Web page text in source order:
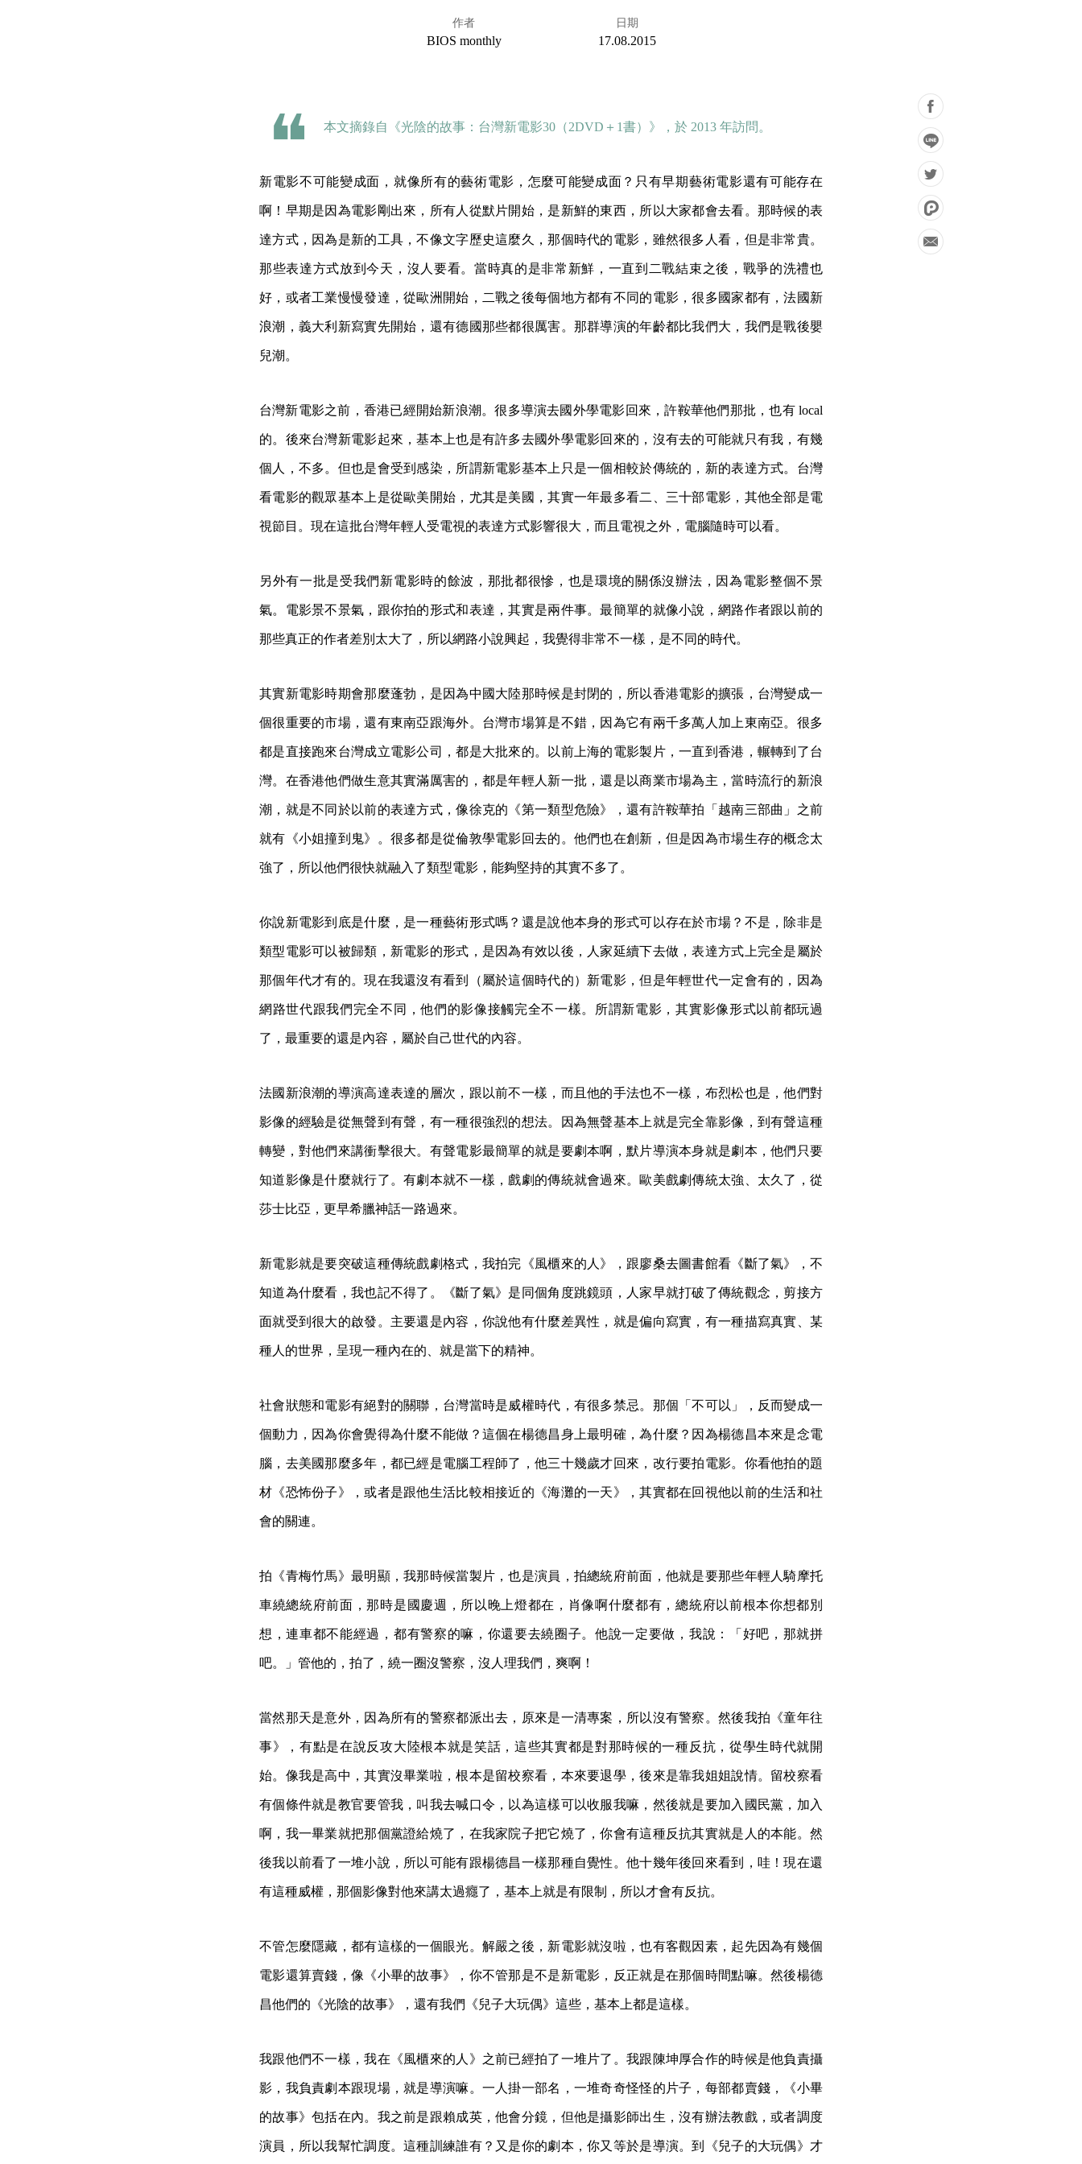
作者
BIOS monthly
日期
17.08.2015
本文摘錄自《光陰的故事：台灣新電影30（2DVD＋1書）》，於 2013 年訪問。
新電影不可能變成面，就像所有的藝術電影，怎麼可能變成面？只有早期藝術電影還有可能存在
啊！早期是因為電影剛出來，所有人從默片開始，是新鮮的東西，所以大家都會去看。那時候的表
達方式，因為是新的工具，不像文字歷史這麼久，那個時代的電影，雖然很多人看，但是非常貴。
那些表達方式放到今天，沒人要看。當時真的是非常新鮮，一直到二戰結束之後，戰爭的洗禮也
好，或者工業慢慢發達，從歐洲開始，二戰之後每個地方都有不同的電影，很多國家都有，法國新
浪潮，義大利新寫實先開始，還有德國那些都很厲害。那群導演的年齡都比我們大，我們是戰後嬰
兒潮。
台灣新電影之前，香港已經開始新浪潮。很多導演去國外學電影回來，許鞍華他們那批，也有 local
的。後來台灣新電影起來，基本上也是有許多去國外學電影回來的，沒有去的可能就只有我，有幾
個人，不多。但也是會受到感染，所謂新電影基本上只是一個相較於傳統的，新的表達方式。台灣
看電影的觀眾基本上是從歐美開始，尤其是美國，其實一年最多看二、三十部電影，其他全部是電
視節目。現在這批台灣年輕人受電視的表達方式影響很大，而且電視之外，電腦隨時可以看。
另外有一批是受我們新電影時的餘波，那批都很慘，也是環境的關係沒辦法，因為電影整個不景
氣。電影景不景氣，跟你拍的形式和表達，其實是兩件事。最簡單的就像小說，網路作者跟以前的
那些真正的作者差別太大了，所以網路小說興起，我覺得非常不一樣，是不同的時代。
其實新電影時期會那麼蓬勃，是因為中國大陸那時候是封閉的，所以香港電影的擴張，台灣變成一
個很重要的市場，還有東南亞跟海外。台灣市場算是不錯，因為它有兩千多萬人加上東南亞。很多
都是直接跑來台灣成立電影公司，都是大批來的。以前上海的電影製片，一直到香港，輾轉到了台
灣。在香港他們做生意其實滿厲害的，都是年輕人新一批，還是以商業市場為主，當時流行的新浪
潮，就是不同於以前的表達方式，像徐克的《第一類型危險》，還有許鞍華拍「越南三部曲」之前
就有《小姐撞到鬼》。很多都是從倫敦學電影回去的。他們也在創新，但是因為市場生存的概念太
強了，所以他們很快就融入了類型電影，能夠堅持的其實不多了。
你說新電影到底是什麼，是一種藝術形式嗎？還是說他本身的形式可以存在於市場？不是，除非是
類型電影可以被歸類，新電影的形式，是因為有效以後，人家延續下去做，表達方式上完全是屬於
那個年代才有的。現在我還沒有看到（屬於這個時代的）新電影，但是年輕世代一定會有的，因為
網路世代跟我們完全不同，他們的影像接觸完全不一樣。所謂新電影，其實影像形式以前都玩過
了，最重要的還是內容，屬於自己世代的內容。
法國新浪潮的導演高達表達的層次，跟以前不一樣，而且他的手法也不一樣，布烈松也是，他們對
影像的經驗是從無聲到有聲，有一種很強烈的想法。因為無聲基本上就是完全靠影像，到有聲這種
轉變，對他們來講衝擊很大。有聲電影最簡單的就是要劇本啊，默片導演本身就是劇本，他們只要
知道影像是什麼就行了。有劇本就不一樣，戲劇的傳統就會過來。歐美戲劇傳統太強、太久了，從
莎士比亞，更早希臘神話一路過來。
新電影就是要突破這種傳統戲劇格式，我拍完《風櫃來的人》，跟廖桑去圖書館看《斷了氣》，不
知道為什麼看，我也記不得了。《斷了氣》是同個角度跳鏡頭，人家早就打破了傳統觀念，剪接方
面就受到很大的啟發。主要還是內容，你說他有什麼差異性，就是偏向寫實，有一種描寫真實、某
種人的世界，呈現一種內在的、就是當下的精神。
社會狀態和電影有絕對的關聯，台灣當時是威權時代，有很多禁忌。那個「不可以」，反而變成一
個動力，因為你會覺得為什麼不能做？這個在楊德昌身上最明確，為什麼？因為楊德昌本來是念電
腦，去美國那麼多年，都已經是電腦工程師了，他三十幾歲才回來，改行要拍電影。你看他拍的題
材《恐怖份子》，或者是跟他生活比較相接近的《海灘的一天》，其實都在回視他以前的生活和社
會的關連。
拍《青梅竹馬》最明顯，我那時候當製片，也是演員，拍總統府前面，他就是要那些年輕人騎摩托
車繞總統府前面，那時是國慶週，所以晚上燈都在，肖像啊什麼都有，總統府以前根本你想都別
想，連車都不能經過，都有警察的嘛，你還要去繞圈子。他說一定要做，我說：「好吧，那就拼
吧。」管他的，拍了，繞一圈沒警察，沒人理我們，爽啊！
當然那天是意外，因為所有的警察都派出去，原來是一清專案，所以沒有警察。然後我拍《童年往
事》，有點是在說反攻大陸根本就是笑話，這些其實都是對那時候的一種反抗，從學生時代就開
始。像我是高中，其實沒畢業啦，根本是留校察看，本來要退學，後來是靠我姐姐說情。留校察看
有個條件就是教官要管我，叫我去喊口令，以為這樣可以收服我嘛，然後就是要加入國民黨，加入
啊，我一畢業就把那個黨證給燒了，在我家院子把它燒了，你會有這種反抗其實就是人的本能。然
後我以前看了一堆小說，所以可能有跟楊德昌一樣那種自覺性。他十幾年後回來看到，哇！現在還
有這種威權，那個影像對他來講太過癮了，基本上就是有限制，所以才會有反抗。
不管怎麼隱藏，都有這樣的一個眼光。解嚴之後，新電影就沒啦，也有客觀因素，起先因為有幾個
電影還算賣錢，像《小畢的故事》，你不管那是不是新電影，反正就是在那個時間點嘛。然後楊德
昌他們的《光陰的故事》，還有我們《兒子大玩偶》這些，基本上都是這樣。
我跟他們不一樣，我在《風櫃來的人》之前已經拍了一堆片了。我跟陳坤厚合作的時候是他負責攝
影，我負責劇本跟現場，就是導演嘛。一人掛一部名，一堆奇奇怪怪的片子，每部都賣錢，《小畢
的故事》包括在內。我之前是跟賴成英，他會分鏡，但他是攝影師出生，沒有辦法教戲，或者調度
演員，所以我幫忙調度。這種訓練誰有？又是你的劇本，你又等於是導演。到《兒子的大玩偶》才